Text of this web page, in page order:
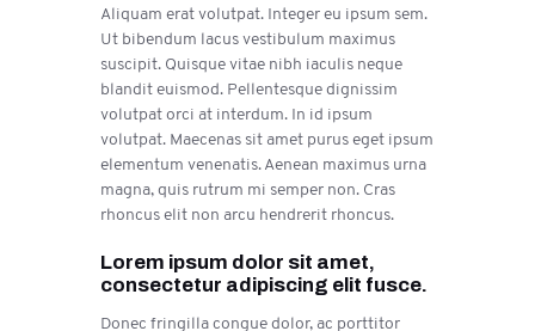
Aliquam erat volutpat. Integer eu ipsum sem.
Ut bibendum lacus vestibulum maximus
suscipit. Quisque vitae nibh iaculis neque
blandit euismod. Pellentesque dignissim
volutpat orci at interdum. In id ipsum
volutpat. Maecenas sit amet purus eget ipsum
elementum venenatis. Aenean maximus urna
magna, quis rutrum mi semper non. Cras
rhoncus elit non arcu hendrerit rhoncus.
Lorem ipsum dolor sit amet,
consectetur adipiscing elit fusce.
Donec fringilla congue dolor, ac porttitor